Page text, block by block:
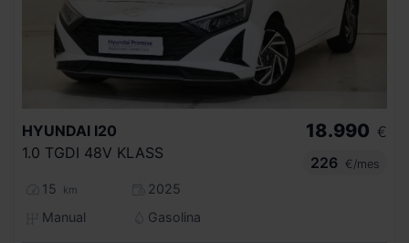
HYUNDAI I20
1.0 TGDI 48V KLASS
15 km
2025
Manual
Gasolina
18.990 €
226
€/mes